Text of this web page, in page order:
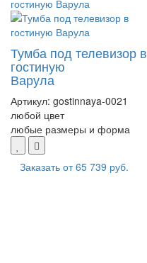
Тумба под телевизор в
гостиную
Варула
Артикул: gostinnaya-0021
любой цвет
любые размеры и форма
Заказать от65 739 руб.